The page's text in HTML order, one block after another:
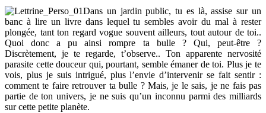
Dans un jardin public, tu es là, assise sur un
banc à lire un livre dans lequel tu sembles avoir du mal à rester
plongée, tant ton regard vogue souvent ailleurs, tout autour de toi..
Quoi donc a pu ainsi rompre ta bulle ? Qui, peut-être ?
Discrètement, je te regarde, t’observe.. Ton apparente nervosité
parasite cette douceur qui, pourtant, semble émaner de toi. Plus je te
vois, plus je suis intrigué, plus l’envie d’intervenir se fait sentir :
comment te faire retrouver ta bulle ? Mais, je le sais, je ne fais pas
partie de ton univers, je ne suis qu’un inconnu parmi des milliards
sur cette petite planète.